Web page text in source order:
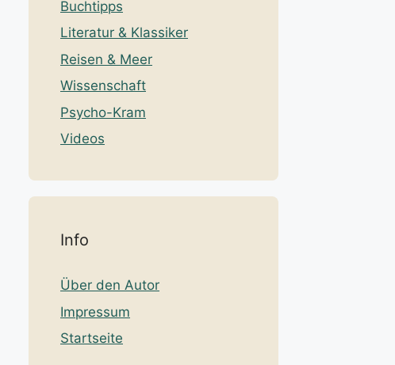
Buchtipps
Literatur & Klassiker
Reisen & Meer
Wissenschaft
Psycho-Kram
Videos
Info
Über den Autor
Impressum
Startseite